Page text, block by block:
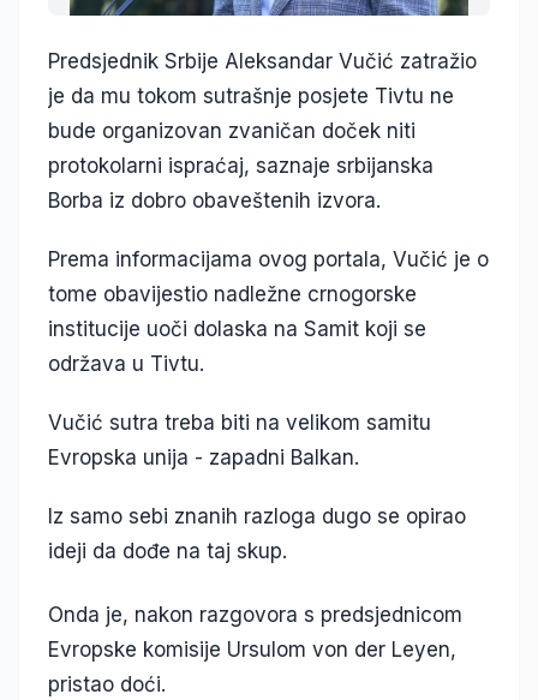
Predsjednik Srbije Aleksandar Vučić zatražio
je da mu tokom sutrašnje posjete Tivtu ne
bude organizovan zvaničan doček niti
protokolarni ispraćaj, saznaje srbijanska
Borba iz dobro obaveštenih izvora.
Prema informacijama ovog portala, Vučić je o
tome obavijestio nadležne crnogorske
institucije uoči dolaska na Samit koji se
održava u Tivtu.
Vučić sutra treba biti na velikom samitu
Evropska unija - zapadni Balkan.
Iz samo sebi znanih razloga dugo se opirao
ideji da dođe na taj skup.
Onda je, nakon razgovora s predsjednicom
Evropske komisije Ursulom von der Leyen,
pristao doći.